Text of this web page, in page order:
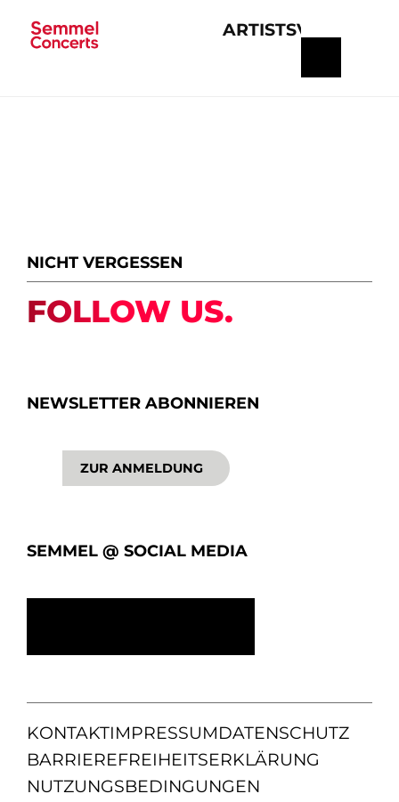
ARTISTS
NICHT VERGESSEN
FOLLOW US.
NEWSLETTER ABONNIEREN
ZUR ANMELDUNG
SEMMEL @ SOCIAL MEDIA
KONTAKTIMPRESSUMDATENSCHUTZ
BARRIEREFREIHEITSERKLÄRUNG
NUTZUNGSBEDINGUNGEN